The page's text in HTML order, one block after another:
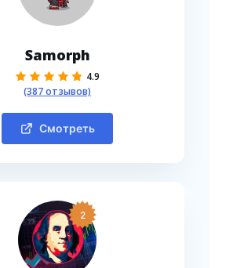
Samorph
4.9
(387 отзывов)
Смотреть
2